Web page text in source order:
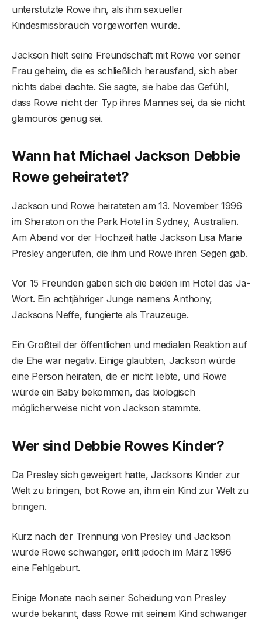
unterstützte Rowe ihn, als ihm sexueller
Kindesmissbrauch vorgeworfen wurde.
Jackson hielt seine Freundschaft mit Rowe vor seiner
Frau geheim, die es schließlich herausfand, sich aber
nichts dabei dachte. Sie sagte, sie habe das Gefühl,
dass Rowe nicht der Typ ihres Mannes sei, da sie nicht
glamourös genug sei.
Wann hat Michael Jackson Debbie
Rowe geheiratet?
Jackson und Rowe heirateten am 13. November 1996
im Sheraton on the Park Hotel in Sydney, Australien.
Am Abend vor der Hochzeit hatte Jackson Lisa Marie
Presley angerufen, die ihm und Rowe ihren Segen gab.
Vor 15 Freunden gaben sich die beiden im Hotel das Ja-
Wort. Ein achtjähriger Junge namens Anthony,
Jacksons Neffe, fungierte als Trauzeuge.
Ein Großteil der öffentlichen und medialen Reaktion auf
die Ehe war negativ. Einige glaubten, Jackson würde
eine Person heiraten, die er nicht liebte, und Rowe
würde ein Baby bekommen, das biologisch
möglicherweise nicht von Jackson stammte.
Wer sind Debbie Rowes Kinder?
Da Presley sich geweigert hatte, Jacksons Kinder zur
Welt zu bringen, bot Rowe an, ihm ein Kind zur Welt zu
bringen.
Kurz nach der Trennung von Presley und Jackson
wurde Rowe schwanger, erlitt jedoch im März 1996
eine Fehlgeburt.
Einige Monate nach seiner Scheidung von Presley
wurde bekannt, dass Rowe mit seinem Kind schwanger